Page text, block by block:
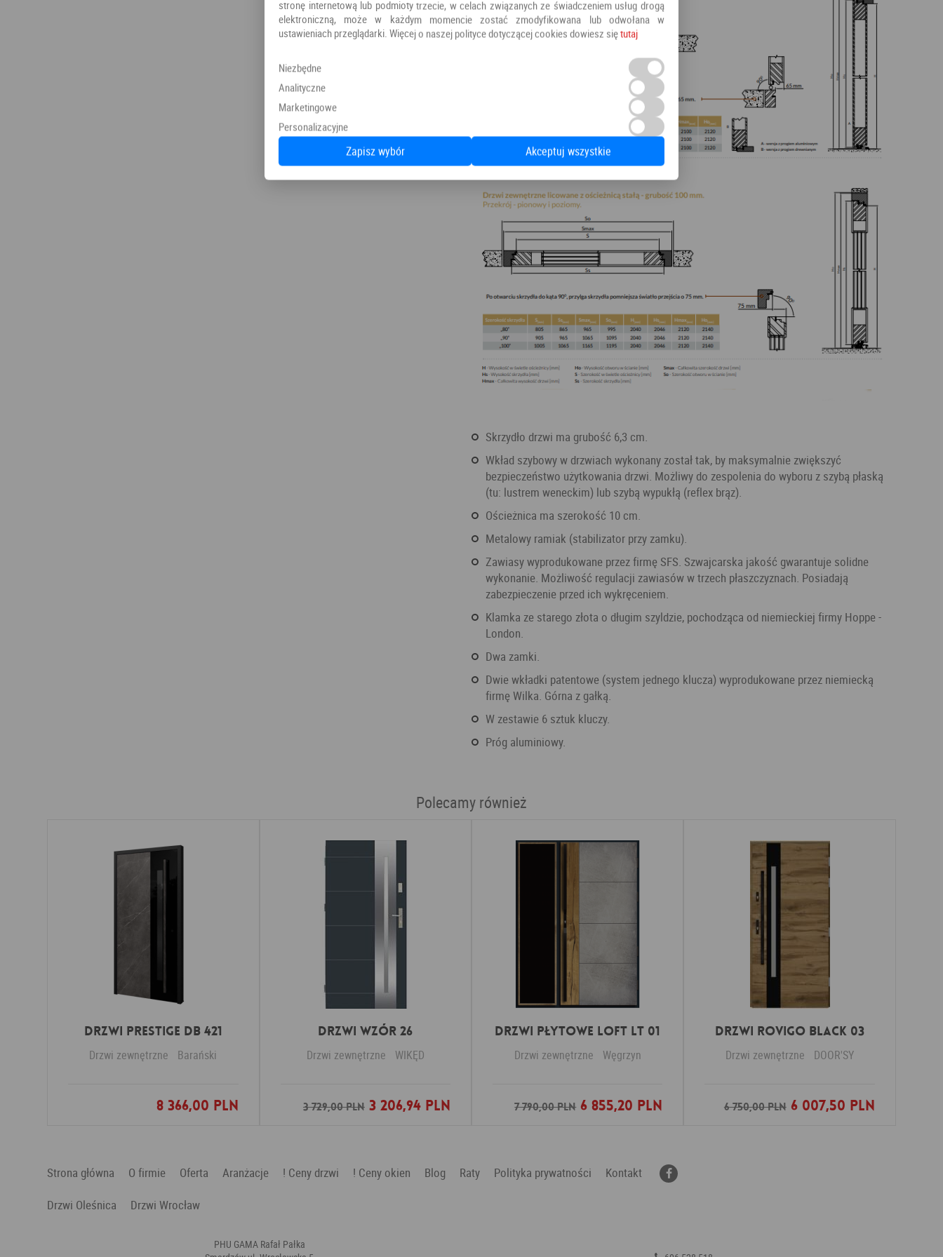
Skrzydło drzwi ma grubość 6,3 cm.
Wkład szybowy w drzwiach wykonany został tak, by maksymalnie zwiększyć
bezpieczeństwo użytkowania drzwi. Możliwy do zespolenia do wyboru z szybą płaską
(tu: lustrem weneckim) lub szybą wypukłą (reflex brąz).
Ościeżnica ma szerokość 10 cm.
Metalowy ramiak (stabilizator przy zamku).
Zawiasy wyprodukowane przez firmę SFS. Szwajcarska jakość gwarantuje solidne
wykonanie. Możliwość regulacji zawiasów w trzech płaszczyznach. Posiadają
zabezpieczenie przed ich wykręceniem.
Klamka ze starego złota o długim szyldzie, pochodząca od niemieckiej firmy Hoppe -
London.
Dwa zamki.
Dwie wkładki patentowe (system jednego klucza) wyprodukowane przez niemiecką
firmę Wilka. Górna z gałką.
W zestawie 6 sztuk kluczy.
Próg aluminiowy.
Polecamy również
Drzwi PRESTIGE DB 421
Drzwi zewnętrzne Barański
8 366,00 PLN
Dodaj do ulubionych
Drzwi Wzór 26
Drzwi zewnętrzne WIKĘD
3 729,00 PLN3 206,94 PLN
Dodaj do ulubionych
DRZWI PŁYTOWE LOFT LT 01
Drzwi zewnętrzne Węgrzyn
7 790,00 PLN6 855,20 PLN
Dodaj do ulubionych
DRZWI ROVIGO BLACK 03
Drzwi zewnętrzne DOOR'SY
6 750,00 PLN6 007,50 PLN
Dodaj do ulubionych
Strona główna O firmie Oferta Aranżacje ! Ceny drzwi ! Ceny okien Blog Raty Polityka prywatności
Kontakt
Drzwi Oleśnica
Drzwi Wrocław
PHU GAMA Rafał Pałka
stronę internetową lub podmioty trzecie, w celach związanych ze świadczeniem usług drogą
elektroniczną, może w każdym momencie zostać zmodyfikowana lub odwołana w
ustawieniach przeglądarki. Więcej o naszej polityce dotyczącej cookies dowiesz siętutaj
Niezbędne
Analityczne
Marketingowe
Personalizacyjne
Zapisz wybór Akceptuj wszystkie